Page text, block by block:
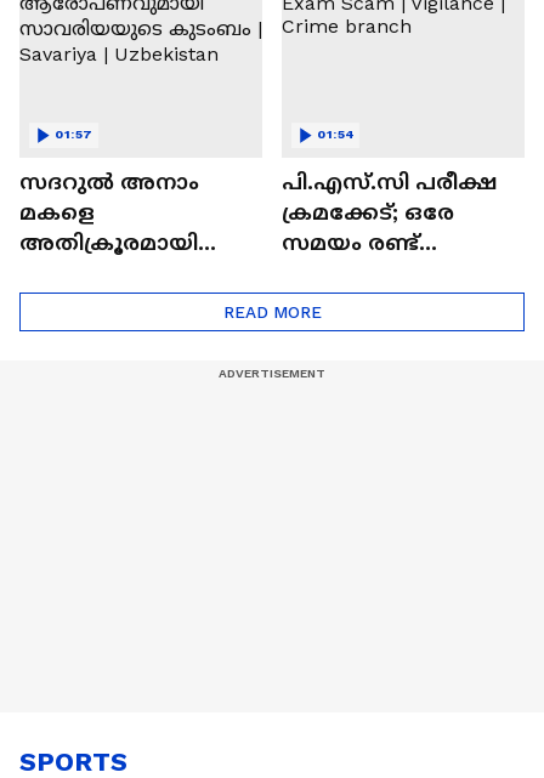
Highway
സദറുൽ അനാം
മകളെ
അതിക്രൂരമായി
ആരോപണവുമായി
സാവരിയയുടെ
01:57
പി.എസ്.സി പരീക്ഷ
ക്രമക്കേട്; ഒരേ
സമയം രണ്ട്
Exam Scam | Vigilance
| Crime branch
01:54
READ MORE
SPORTS